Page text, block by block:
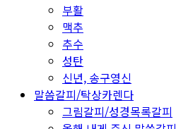
부활
맥추
추수
성탄
신년, 송구영신
말씀갈피/탁상카렌다
그림갈피/성경목록갈피